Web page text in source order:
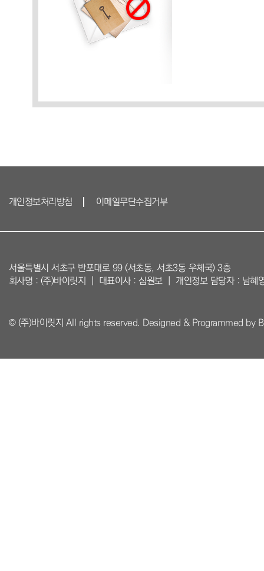
개인정보처리방침 이메일무단수집거부
서울특별시 서초구 반포대로 99 (서초동, 서초3동 우체국) 3층
회사명 : (주)바이릿지 ｜ 대표이사 : 심원보 ｜ 개인정보 담당자 : 남혜
© (주)바이릿지 All rights reserved. Designed & Programmed by